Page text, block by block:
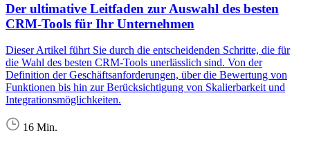
Der ultimative Leitfaden zur Auswahl des besten
CRM-Tools für Ihr Unternehmen
Dieser Artikel führt Sie durch die entscheidenden Schritte, die für
die Wahl des besten CRM-Tools unerlässlich sind. Von der
Definition der Geschäftsanforderungen, über die Bewertung von
Funktionen bis hin zur Berücksichtigung von Skalierbarkeit und
Integrationsmöglichkeiten.
16 Min.